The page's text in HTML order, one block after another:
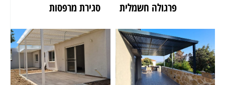
פרגולה חשמלית
סגירת מרפסות